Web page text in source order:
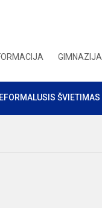
GIMNAZIJA
ŠVIETIMAS